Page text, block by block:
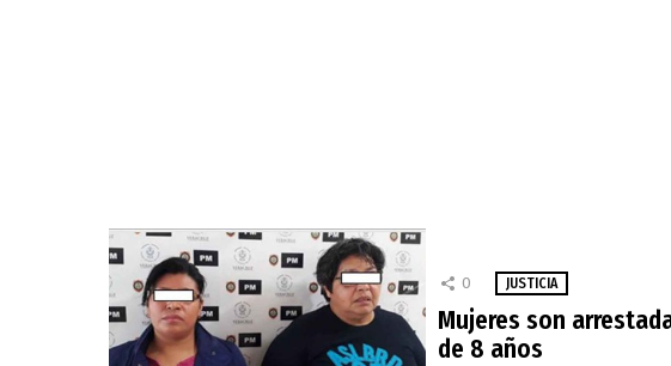
0 JUSTICIA
Mujeres son
de 8 años